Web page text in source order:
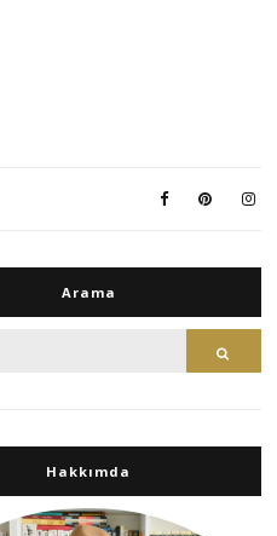
Arama
Hakkımda